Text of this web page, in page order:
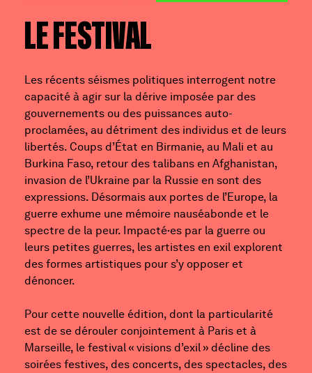
LE FESTIVAL
Les récents séismes politiques interrogent notre
capacité à agir sur la dérive imposée par des
gouvernements ou des puissances auto-
proclamées, au détriment des individus et de leurs
libertés. Coups d’État en Birmanie, au Mali et au
Burkina Faso, retour des talibans en Afghanistan,
invasion de l’Ukraine par la Russie en sont des
expressions. Désormais aux portes de l’Europe, la
guerre exhume une mémoire nauséabonde et le
spectre de la peur. Impacté·es par la guerre ou
leurs petites guerres, les artistes en exil explorent
des formes artistiques pour s’y opposer et
dénoncer.
Pour cette nouvelle édition, dont la particularité
est de se dérouler conjointement à Paris et à
Marseille, le festival « visions d’exil » décline des
soirées festives, des concerts, des spectacles, des